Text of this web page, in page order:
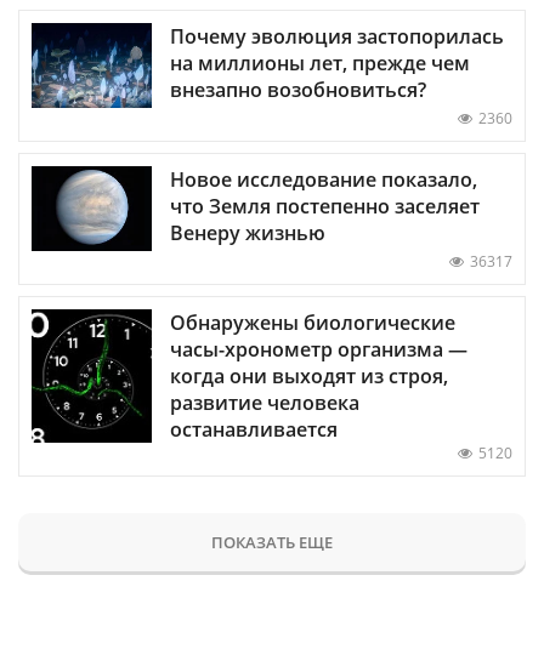
Почему эволюция застопорилась
на миллионы лет, прежде чем
внезапно возобновиться?
2360
Новое исследование показало,
что Земля постепенно заселяет
Венеру жизнью
36317
Обнаружены биологические
часы-хронометр организма —
когда они выходят из строя,
развитие человека
останавливается
5120
ПОКАЗАТЬ ЕЩЕ